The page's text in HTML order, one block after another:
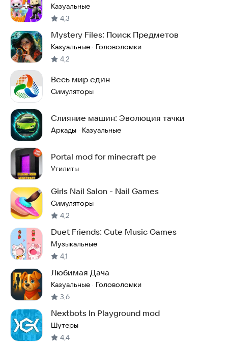
Казуальные
4,3
Mystery Files: Поиск Предметов
Казуальные · Головоломки
4,2
Весь мир един
Симуляторы
Слияние машин: Эволюция тачки
Аркады · Казуальные
Portal mod for minecraft pe
Утилиты
Girls Nail Salon - Nail Games
Симуляторы
4,2
Duet Friends: Cute Music Games
Музыкальные
4,1
Любимая Дача
Казуальные · Головоломки
3,6
Nextbots In Playground mod
Шутеры
4,4